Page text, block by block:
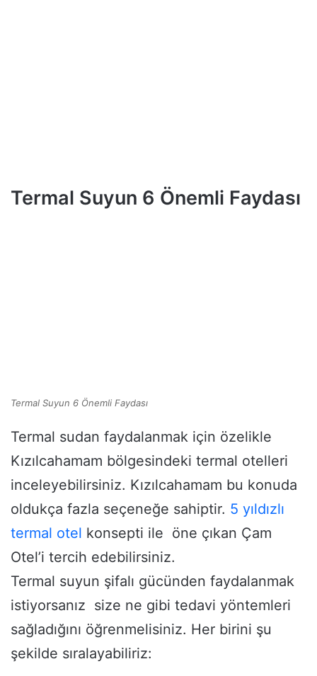
Termal Suyun 6 Önemli Faydası
Termal Suyun 6 Önemli Faydası
Termal sudan faydalanmak için özelikle
Kızılcahamam bölgesindeki termal otelleri
inceleyebilirsiniz. Kızılcahamam bu konuda
oldukça fazla seçeneğe sahiptir. 5 yıldızlı
termal otel konsepti ile öne çıkan Çam
Otel’i tercih edebilirsiniz.
Termal suyun şifalı gücünden faydalanmak
istiyorsanız size ne gibi tedavi yöntemleri
sağladığını öğrenmelisiniz. Her birini şu
şekilde sıralayabiliriz: